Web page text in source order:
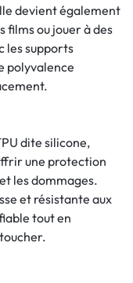
devient également
films ou jouer à des
les supports
polyvalence
dite silicone,
une protection
les dommages.
et résistante aux
tout en